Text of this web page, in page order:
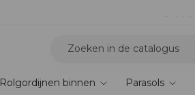
Rolgordijnen binnen Parasols